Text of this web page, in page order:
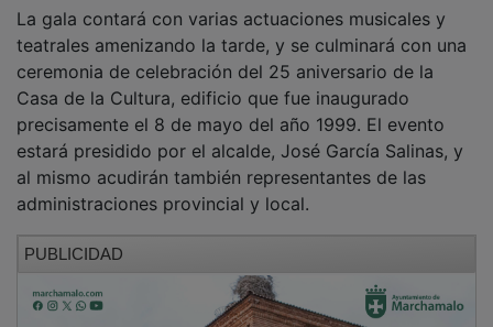
teatrales amenizando la tarde, y se culminará con una
ceremonia de celebración del 25 aniversario de la
Casa de la Cultura, edificio que fue inaugurado
precisamente el 8 de mayo del año 1999. El evento
estará presidido por el alcalde, José García Salinas, y
al mismo acudirán también representantes de las
administraciones provincial y local.